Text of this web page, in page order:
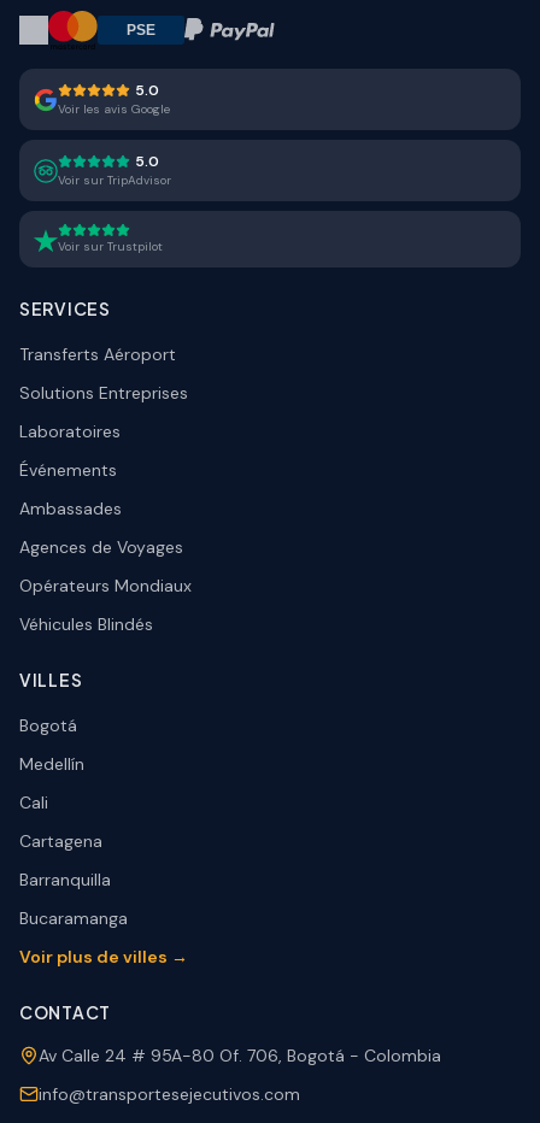
5.0
Voir les avis Google
5.0
Voir sur TripAdvisor
Voir sur Trustpilot
SERVICES
Transferts Aéroport
Solutions Entreprises
Laboratoires
Événements
Ambassades
Agences de Voyages
Opérateurs Mondiaux
Véhicules Blindés
VILLES
Bogotá
Medellín
Cali
Cartagena
Barranquilla
Bucaramanga
Voir plus de villes →
CONTACT
Av Calle 24 # 95A-80 Of. 706, Bogotá - Colombia
info@transportesejecutivos.com